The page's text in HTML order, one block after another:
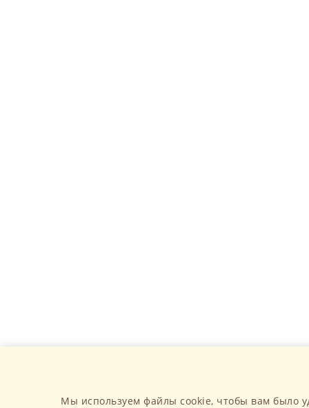
Мы используем файлы cookie, чтобы вам было